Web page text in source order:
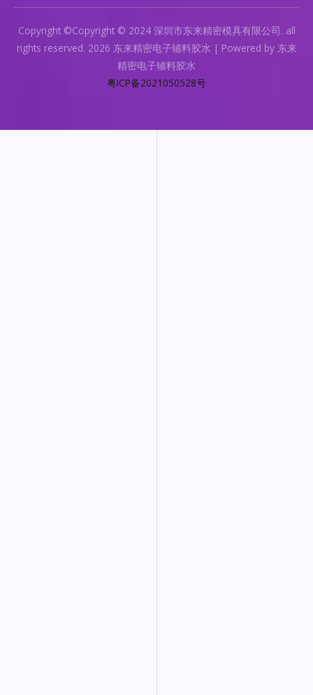
Copyright ©Copyright © 2024 深圳市东来精密模具有限公司. all
rights reserved. 2026 东来精密电子辅料胶水 | Powered by 东来
精密电子辅料胶水
粤ICP备2021050528号